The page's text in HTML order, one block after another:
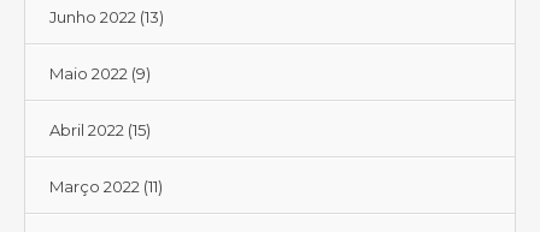
Junho 2022 (13)
Maio 2022 (9)
Abril 2022 (15)
Março 2022 (11)